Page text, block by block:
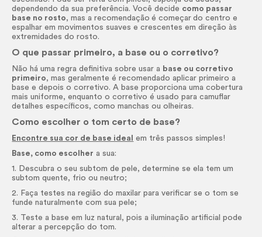
dependendo da sua preferência. Você decide como passar
base no rosto, mas a recomendação é começar do centro e
espalhar em movimentos suaves e crescentes em direção às
extremidades do rosto.
O que passar primeiro, a base ou o corretivo?
Não há uma regra definitiva sobre usar a base ou corretivo
primeiro, mas geralmente é recomendado aplicar primeiro a
base e depois o corretivo. A base proporciona uma cobertura
mais uniforme, enquanto o corretivo é usado para camuflar
detalhes específicos, como manchas ou olheiras.
Como escolher o tom certo de base?
Encontre sua cor de base ideal
em três passos simples!
Base, como escolher a sua:
1. Descubra o seu subtom de pele, determine se ela tem um
subtom quente, frio ou neutro;
2. Faça testes na região do maxilar para verificar se o tom se
funde naturalmente com sua pele;
3. Teste a base em luz natural, pois a iluminação artificial pode
alterar a percepção do tom.